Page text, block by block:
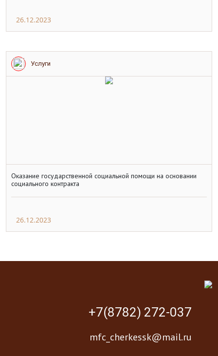
26.12.2023
Услуги
Оказание государственной социальной помощи на основании
социального контракта
26.12.2023
+7(8782) 272-037
mfc_cherkessk@mail.ru